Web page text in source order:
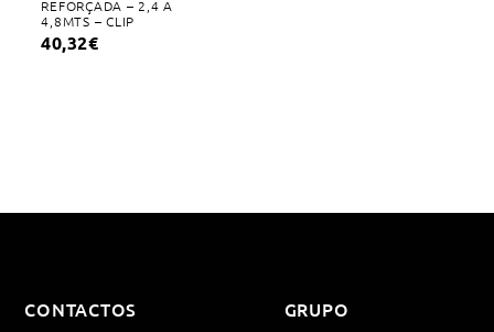
REFORÇADA – 2,4 A
4,8MTS – CLIP
40,32€
CONTACTOS GRUPO